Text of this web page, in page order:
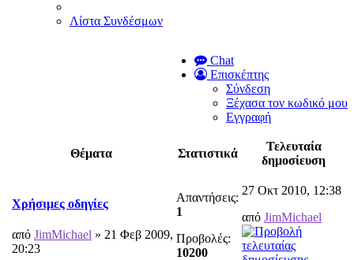
Λίστα Συνδέσμων
Chat
Επισκέπτης
Σύνδεση
Ξέχασα τον κωδικό μου
Εγγραφή
Θέματα Στατιστικά
Τελευταία
δημοσίευση
Χρήσιμες οδηγίες
από JimMichael » 21 Φεβ 2009,
20:23
Απαντήσεις:
1
Προβολές:
10200
27 Οκτ 2010, 12:38
από JimMichael